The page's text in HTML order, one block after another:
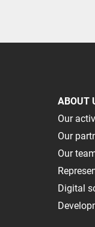
ABOUT
Our
Our
Our
Digital